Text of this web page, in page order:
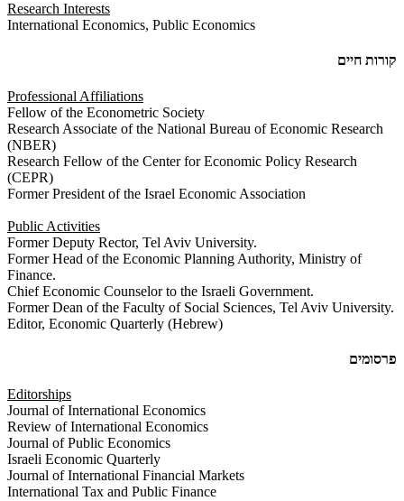
Research Interests
International Economics, Public Economics
קורות חיים
Professional Affiliations
Fellow of the Econometric Society
Research Associate of the National Bureau of Economic Research
(NBER)
Research Fellow of the Center for Economic Policy Research
(CEPR)
Former President of the Israel Economic Association
Public Activities
Former Deputy Rector, Tel Aviv University.
Former Head of the Economic Planning Authority, Ministry of
Finance.
Chief Economic Counselor to the Israeli Government.
Former Dean of the Faculty of Social Sciences, Tel Aviv University.
Editor, Economic Quarterly (Hebrew)
פרסומים
Editorships
Journal of International Economics
Review of International Economics
Journal of Public Economics
Israeli Economic Quarterly
Journal of International Financial Markets
International Tax and Public Finance